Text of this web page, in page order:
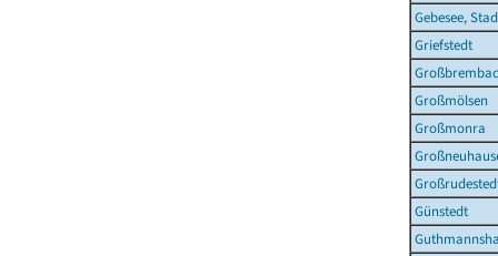
Gebesee,
Griefstedt
Großmölsen
Großmonra
Günstedt